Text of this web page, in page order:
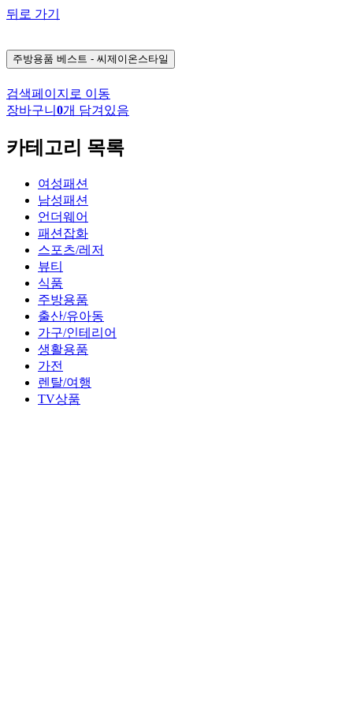
뒤로 가기
주방용품 베스트 - 씨제이온스타일
검색페이지로 이동
장바구니 0개 담겨있음
카테고리 목록
여성패션
남성패션
언더웨어
패션잡화
스포츠/레저
뷰티
식품
주방용품
출산/유아동
가구/인테리어
생활용품
가전
렌탈/여행
TV상품